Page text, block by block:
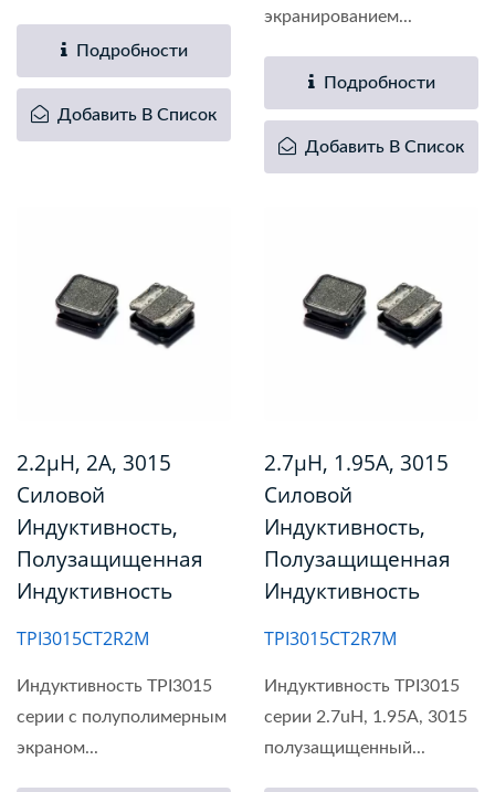
Подробности
Добавить В Список
экранированием...
Подробности
Добавить В Список
2.2µH, 2A, 3015
Силовой
Индуктивность,
Полузащищенная
Индуктивность
TPI3015CT2R2M
Индуктивность TPI3015
серии с полуполимерным
экраном...
2.7µH, 1.95A, 3015
Силовой
Индуктивность,
Полузащищенная
Индуктивность
TPI3015CT2R7M
Индуктивность TPI3015
серии 2.7uH, 1.95A, 3015
полузащищенный...